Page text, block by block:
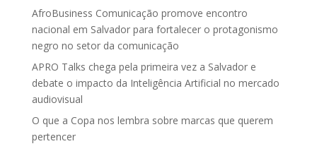
AfroBusiness Comunicação promove encontro
nacional em Salvador para fortalecer o protagonismo
negro no setor da comunicação
APRO Talks chega pela primeira vez a Salvador e
debate o impacto da Inteligência Artificial no mercado
audiovisual
O que a Copa nos lembra sobre marcas que querem
pertencer